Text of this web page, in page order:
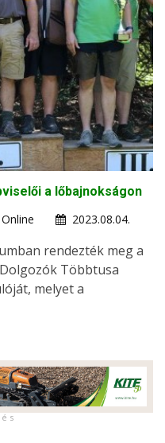
a lőbajnokságon
2023.08.04.
rendezték meg a
Többtusa
melyet a
s